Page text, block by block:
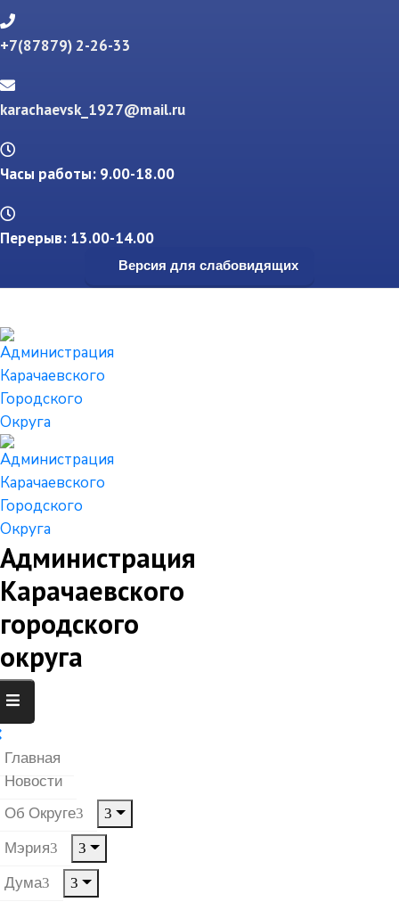
+7(87879) 2-26-33
karachaevsk_1927@mail.ru
Часы работы: 9.00-18.00
Перерыв: 13.00-14.00
Версия для слабовидящих
Администрация
Карачаевского
городского
округа
Главная
Новости
Об Округе
Мэрия
Дума